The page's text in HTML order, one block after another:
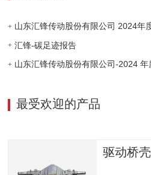
汇锋-碳足迹报告
最受欢迎的产品
驱动桥壳